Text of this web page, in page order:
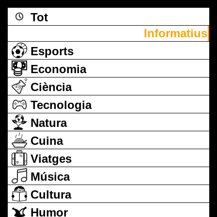
Tot
Informatius
Esports
Economia
Ciència
Tecnologia
Natura
Cuina
Viatges
Música
Cultura
Humor